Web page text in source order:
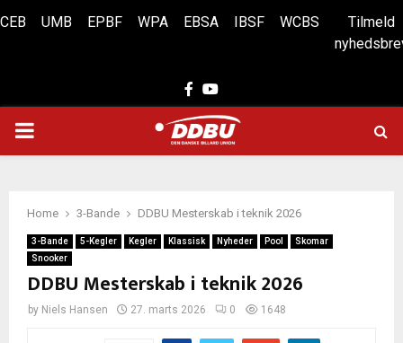
CEB UMB EPBF WPA EBSA IBSF WCBS
Tilmeld
Facebook
Youtube
PRIMARY
Home 3-Bande DDBU Mesterskab i teknik 2026
3-Bande 5-Kegler Kegler Klassisk Nyheder Pool
Skomar
Snooker
DDBU Mesterskab i teknik 2026
by Niels Hansen 27. marts 2026 0 1648